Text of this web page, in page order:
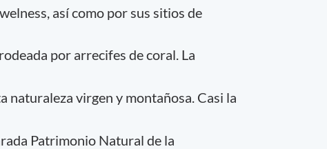
así como por sus sitios de
por arrecifes de coral. La
naturaleza virgen y montañosa. Casi la
Patrimonio Natural de la